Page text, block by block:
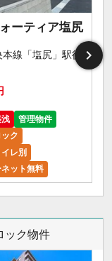
ーティア塩尻
本線「塩尻」駅徒
管理物件
ク
レ別
ット無料
ック物件